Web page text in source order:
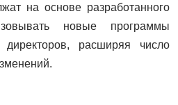
на основе разработанного
новые программы
директоров, расширяя число